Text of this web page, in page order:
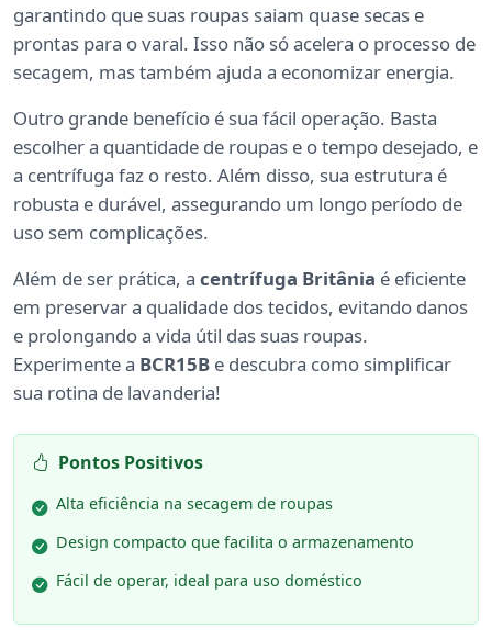
garantindo que suas roupas saiam quase secas e
prontas para o varal. Isso não só acelera o processo de
secagem, mas também ajuda a economizar energia.
Outro grande benefício é sua fácil operação. Basta
escolher a quantidade de roupas e o tempo desejado, e
a centrífuga faz o resto. Além disso, sua estrutura é
robusta e durável, assegurando um longo período de
uso sem complicações.
Além de ser prática, a centrífuga Britânia é eficiente
em preservar a qualidade dos tecidos, evitando danos
e prolongando a vida útil das suas roupas.
Experimente a BCR15B e descubra como simplificar
sua rotina de lavanderia!
Pontos Positivos
Alta eficiência na secagem de roupas
Design compacto que facilita o armazenamento
Fácil de operar, ideal para uso doméstico